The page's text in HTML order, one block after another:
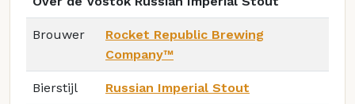
Brouwer
Rocket Republic Brewing
Company™
Bierstijl Russian Imperial Stout